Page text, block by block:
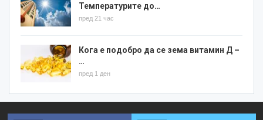
Температурите до…
пред 21 час
Кога е подобро да се зема витамин Д –
…
пред 1 ден